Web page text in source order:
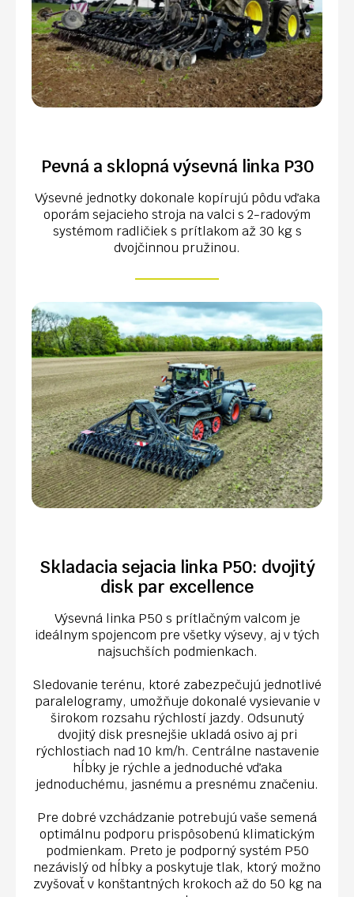
Pevná a sklopná výsevná linka P30
Výsevné jednotky dokonale kopírujú pôdu vďaka
oporám sejacieho stroja na valci s 2-radovým
systémom radličiek s prítlakom až 30 kg s
dvojčinnou pružinou.
Skladacia sejacia linka P50: dvojitý
disk par excellence
Výsevná linka P50 s prítlačným valcom je
ideálnym spojencom pre všetky výsevy, aj v tých
najsuchších podmienkach.
Sledovanie terénu, ktoré zabezpečujú jednotlivé
paralelogramy, umožňuje dokonalé vysievanie v
širokom rozsahu rýchlostí jazdy. Odsunutý
dvojitý disk presnejšie ukladá osivo aj pri
rýchlostiach nad 10 km/h. Centrálne nastavenie
hĺbky je rýchle a jednoduché vďaka
jednoduchému, jasnému a presnému značeniu.
Pre dobré vzchádzanie potrebujú vaše semená
optimálnu podporu prispôsobenú klimatickým
podmienkam. Preto je podporný systém P50
nezávislý od hĺbky a poskytuje tlak, ktorý možno
zvyšovať v konštantných krokoch až do 50 kg na